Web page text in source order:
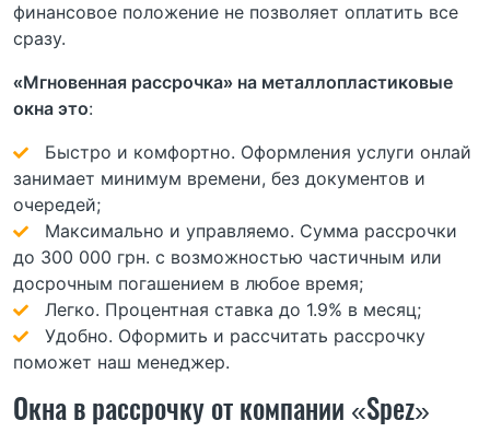
финансовое положение не позволяет оплатить все
сразу.
«Мгновенная рассрочка» на металлопластиковые
окна это:
Быстро и комфортно. Оформления услуги онлай
занимает минимум времени, без документов и
очередей;
Максимально и управляемо. Сумма рассрочки
до 300 000 грн. с возможностью частичным или
досрочным погашением в любое время;
Легко. Процентная ставка до 1.9% в месяц;
Удобно. Оформить и рассчитать рассрочку
поможет наш менеджер.
Окна в рассрочку от компании «Spez»